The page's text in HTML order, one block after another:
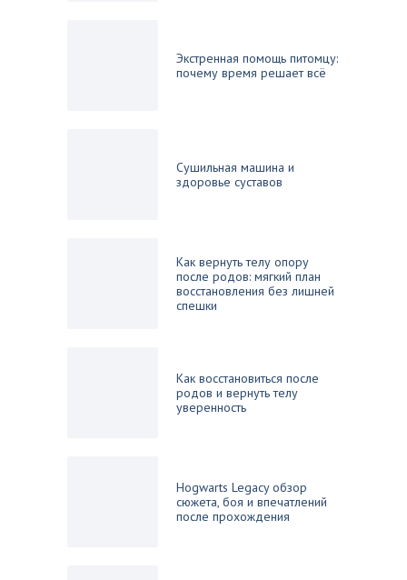
Экстренная помощь питомцу:
почему время решает всё
Сушильная машина и
здоровье суставов
Как вернуть телу опору
после родов: мягкий план
восстановления без лишней
спешки
Как восстановиться после
родов и вернуть телу
уверенность
Hogwarts Legacy обзор
сюжета, боя и впечатлений
после прохождения